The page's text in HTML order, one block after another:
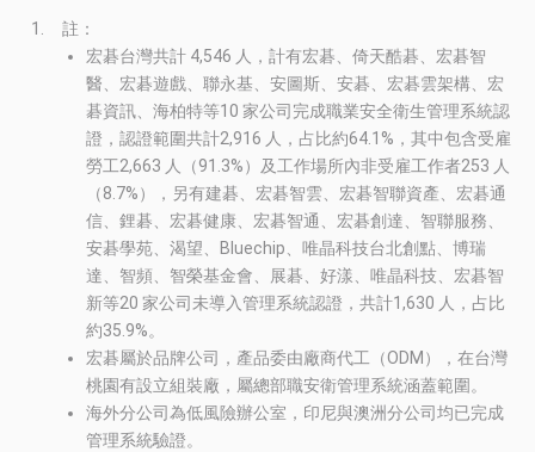
註：
宏碁台灣共計 4,546 人，計有宏碁、倚天酷碁、宏碁智
醫、宏碁遊戲、聯永基、安圖斯、安碁、宏碁雲架構、宏
碁資訊、海柏特等10 家公司完成職業安全衛生管理系統認
證，認證範圍共計2,916 人，占比約64.1%，其中包含受雇
勞工2,663 人（91.3%）及工作場所內非受雇工作者253 人
（8.7%），另有建碁、宏碁智雲、宏碁智聯資產、宏碁通
信、鋰碁、宏碁健康、宏碁智通、宏碁創達、智聯服務、
安碁學苑、渴望、Bluechip、唯晶科技台北創點、博瑞
達、智頻、智榮基金會、展碁、好漾、唯晶科技、宏碁智
新等20 家公司未導入管理系統認證，共計1,630 人，占比
約35.9%。
宏碁屬於品牌公司，產品委由廠商代工（ODM），在台灣
桃園有設立組裝廠，屬總部職安衛管理系統涵蓋範圍。
海外分公司為低風險辦公室，印尼與澳洲分公司均已完成
管理系統驗證。